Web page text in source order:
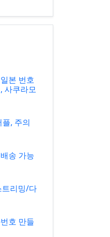
본 번호
사쿠라모
, 주의
송 가능
트리밍/다
호 만들